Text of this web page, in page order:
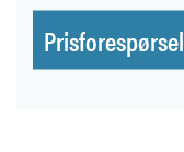
Prisforespørsel